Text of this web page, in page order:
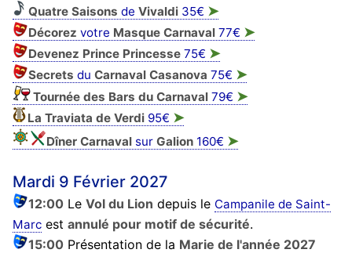
Quatre Saisons de Vivaldi35€ ➤
Décorez votre Masque Carnaval77€ ➤
Devenez Prince Princesse75€ ➤
Secrets du Carnaval Casanova 75€ ➤
Tournée des Bars du Carnaval79€ ➤
La Traviata de Verdi95€ ➤
Dîner Carnavalsur Galion160€ ➤
Mardi 9 Février 2027
12:00Le Vol du Lion depuis le Campanile de Saint-
Marcest annulé pour motif de sécurité.
15:00Présentation de la Marie de l'année 2027